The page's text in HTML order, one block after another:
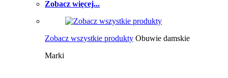
Zobacz więcej...
Zobacz wszystkie produkty Obuwie damskie
Marki